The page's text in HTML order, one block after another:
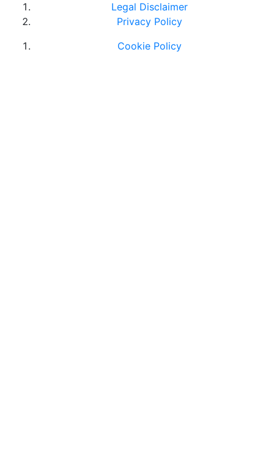
Legal Disclaimer
Privacy Policy
Cookie Policy